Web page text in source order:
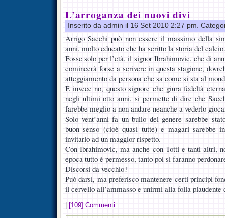
L’arroganza dei nuovi divi
Inserito da admin il 16 Set 2010 2:27 pm.
Arrigo Sacchi può non essere il massimo della
anni, molto educato che ha scritto la storia del calcio.
Fosse solo per l’età, il signor Ibrahimovic, che di
comincerà forse a scrivere in questa stagione,
atteggiamento da persona che sa come si sta al
E invece no, questo signore che giura fedeltà
negli ultimi otto anni, si permette di dire che
farebbe meglio a non andare neanche a vederlo
Solo vent’anni fa un bullo del genere sarebbe
buon senso (cioè quasi tutte) e magari sarebbe
invitarlo ad un maggior rispetto.
Con Ibrahimovic, ma anche con Totti e tanti altri,
epoca tutto è permesso, tanto poi si faranno
Discorsi da vecchio?
Può darsi, ma preferisco mantenere certi principi
il cervello all’ammasso e unirmi alla folla plaudente
[109] Commenti